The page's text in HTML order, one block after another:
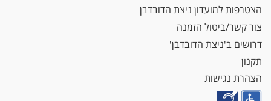
הצטרפות למועדון ניצת הדובדבן
צור קשר/ביטול הזמנה
דרושים ב'ניצת הדובדבן'
תקנון
הצהרת נגישות